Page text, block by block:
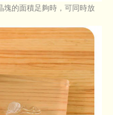
塊的面積足夠時，可同時放